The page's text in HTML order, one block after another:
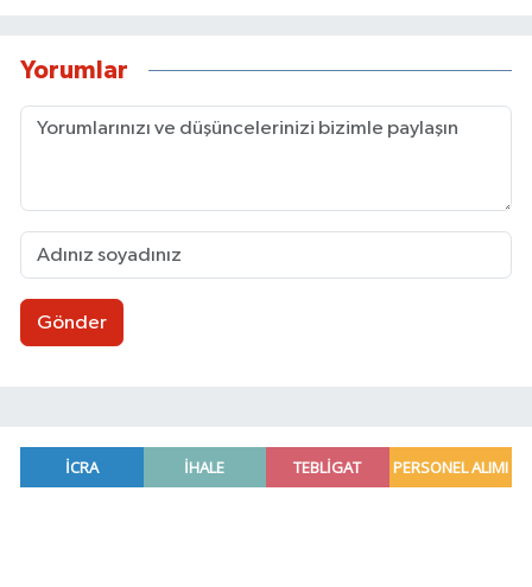
Yorumlar
Gönder